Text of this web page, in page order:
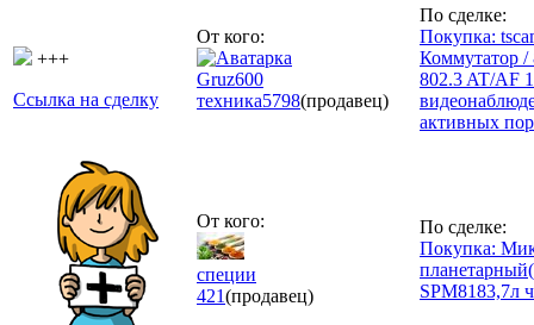
+++
Ссылка на сделку
От кого:
Gruz600
техника5798(продавец)
По сделке:
Покупка:
Коммутатор /
802.3 AT/AF
активных
От кого:
специи
421(продавец)
По сделке:
Покупка:
SPM8183,7л